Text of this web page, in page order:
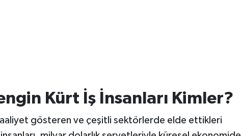
Kürt İş İnsanları Kimler?
faaliyet gösteren ve çeşitli sektörlerde elde ettikleri